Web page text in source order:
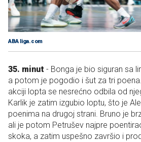
ABA liga.com
35. minut - Bonga je bio siguran sa
a potom je pogodio i šut za tri
akciji lopta se nesrećno odbila od
Karlik je zatim izgubio loptu, što je
poenima na drugoj strani. Bruno je
ali je potom Petrušev najpre
skoka, a zatim uspešno završio i